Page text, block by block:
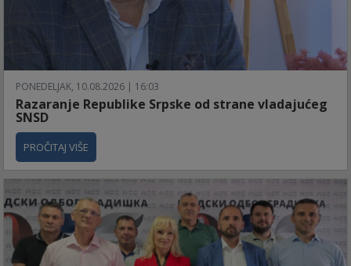
PONEDELJAK, 10.08.2026 | 16:03
Razaranje Republike Srpske od strane vladajućeg
SNSD
PROČITAJ VIŠE